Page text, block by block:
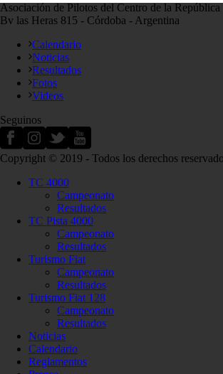
Asociación de Pilotos del Centro de la República
Bv las Heras 815 - Córdoba - Argentina
Calendario
Noticias
Resultados
Fotos
Videos
Seguinos
Copyright © 2019 - Todos los derechos
TC 4000
Campeonato
Resultados
TC Pista 4000
Campeonato
Resultados
Turismo Fiat
Campeonato
Resultados
Turismo Fiat 128
Campeonato
Resultados
Noticias
Calendario
Reglamentos